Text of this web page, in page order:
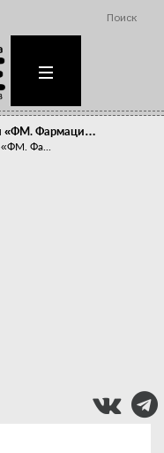
Поиск
«ФМ. Фармаци…
«ФМ. Фа...